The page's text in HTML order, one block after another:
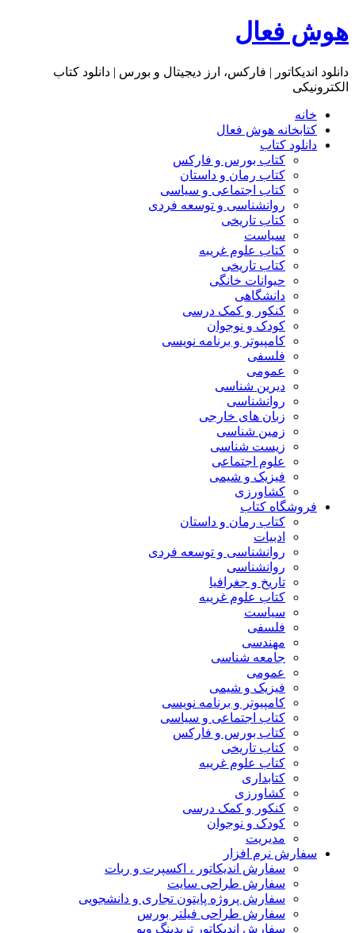
هوش فعال
دانلود اندیکاتور | فارکس، ارز دیجیتال و بورس | دانلود کتاب
الکترونیکی
خانه
کتابخانه هوش فعال
دانلود کتاب
کتاب بورس و فارکس
کتاب رمان و داستان
کتاب اجتماعی و سیاسی
روانشناسی و توسعه فردی
کتاب تاریخی
سیاست
کتاب علوم غریبه
کتاب تاریخی
حیوانات خانگی
دانشگاهی
کنکور و کمک‌ درسی
کودک و نوجوان
کامپیوتر و برنامه نویسی
فلسفی
عمومی
دیرین شناسی
روانشناسی
زبان های خارجی
زمین شناسی
زیست شناسی
علوم اجتماعی
فیزیک و شیمی
کشاورزی
فروشگاه کتاب
کتاب رمان و داستان
ادبیات
روانشناسی و توسعه فردی
روانشناسی
تاریخ و جغرافیا
کتاب علوم غریبه
سیاست
فلسفی
مهندسی
جامعه شناسی
عمومی
فیزیک و شیمی
کامپیوتر و برنامه نویسی
کتاب اجتماعی و سیاسی
کتاب بورس و فارکس
کتاب تاریخی
کتاب علوم غریبه
کتابداری
کشاورزی
کنکور و کمک‌ درسی
کودک و نوجوان
مدیریت
سفارش نرم افزار
سفارش اندیکاتور ، اکسپرت و ربات
سفارش طراحی سایت
سفارش پروژه پایتون تجاری و دانشجویی
سفارش طراحی فیلتر بورس
سفارش اندیکاتور تریدینگ ویو